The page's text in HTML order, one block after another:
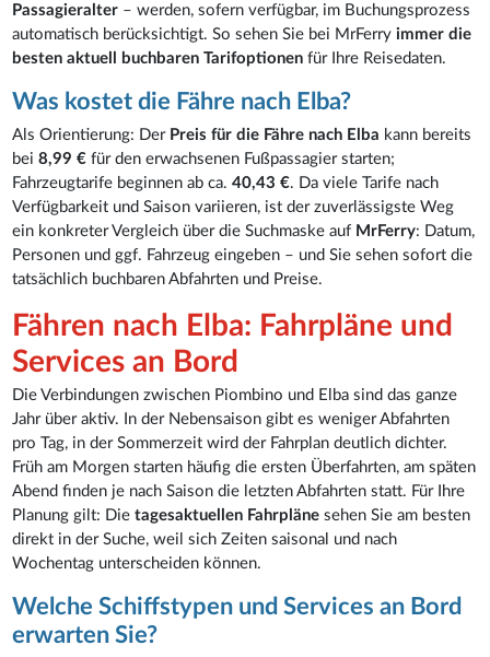
Passagieralter – werden, sofern verfügbar, im Buchungsprozess
automatisch berücksichtigt. So sehen Sie bei MrFerryimmer die
besten aktuell buchbaren Tarifoptionen für Ihre Reisedaten.
Was kostet die Fähre nach Elba?
Als Orientierung: Der Preis für die Fähre nach Elba kann bereits
bei8,99 € für den erwachsenen Fußpassagier starten;
Fahrzeugtarife beginnen ab ca.40,43 €. Da viele Tarife nach
Verfügbarkeit und Saison variieren, ist der zuverlässigste Weg
ein konkreter Vergleich über die Suchmaske auf MrFerry: Datum,
Personen und ggf. Fahrzeug eingeben – und Sie sehen sofort die
tatsächlich buchbaren Abfahrten und Preise.
Fähren nach Elba: Fahrpläne und
Services an Bord
Die Verbindungen zwischen Piombino und Elba sind das ganze
Jahr über aktiv. In der Nebensaison gibt es weniger Abfahrten
pro Tag, in der Sommerzeit wird der Fahrplan deutlich dichter.
Früh am Morgen starten häufig die ersten Überfahrten, am späten
Abend finden je nach Saison die letzten Abfahrten statt. Für Ihre
Planung gilt: Dietagesaktuellen Fahrpläne sehen Sie am besten
direkt in der Suche, weil sich Zeiten saisonal und nach
Wochentag unterscheiden können.
Welche Schiffstypen und Services an Bord
erwarten Sie?